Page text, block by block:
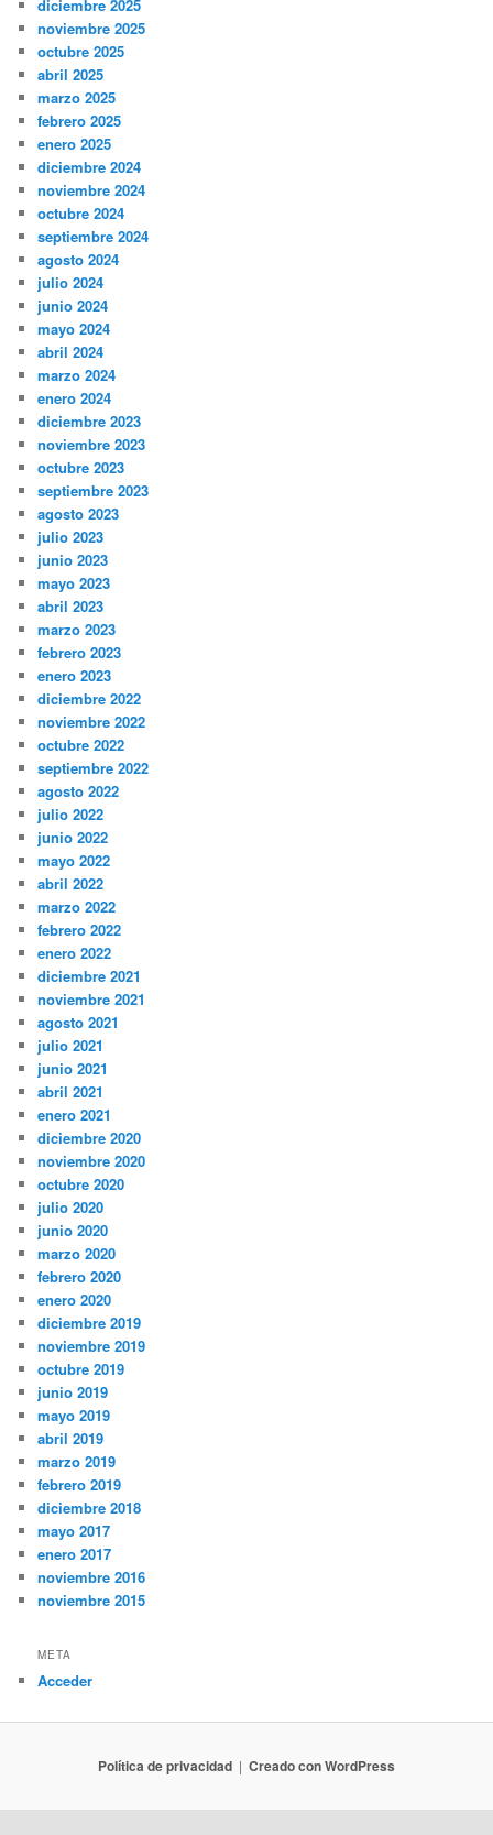
diciembre 2025
noviembre 2025
octubre 2025
abril 2025
marzo 2025
febrero 2025
enero 2025
diciembre 2024
noviembre 2024
octubre 2024
septiembre 2024
agosto 2024
julio 2024
junio 2024
mayo 2024
abril 2024
marzo 2024
enero 2024
diciembre 2023
noviembre 2023
octubre 2023
septiembre 2023
agosto 2023
julio 2023
junio 2023
mayo 2023
abril 2023
marzo 2023
febrero 2023
enero 2023
diciembre 2022
noviembre 2022
octubre 2022
septiembre 2022
agosto 2022
julio 2022
junio 2022
mayo 2022
abril 2022
marzo 2022
febrero 2022
enero 2022
diciembre 2021
noviembre 2021
agosto 2021
julio 2021
junio 2021
abril 2021
enero 2021
diciembre 2020
noviembre 2020
octubre 2020
julio 2020
junio 2020
marzo 2020
febrero 2020
enero 2020
diciembre 2019
noviembre 2019
octubre 2019
junio 2019
mayo 2019
abril 2019
marzo 2019
febrero 2019
diciembre 2018
mayo 2017
enero 2017
noviembre 2016
noviembre 2015
META
Acceder
Política de privacidad Creado con WordPress